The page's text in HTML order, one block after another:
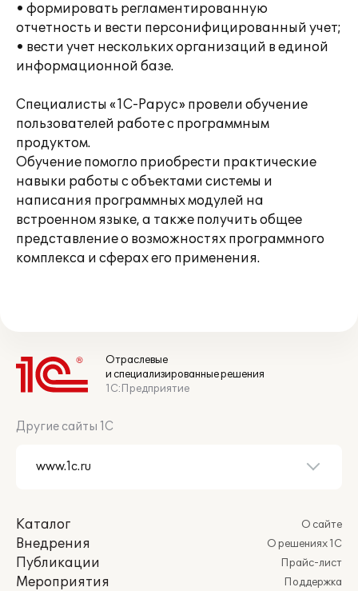
• формировать регламентированную
отчетность и вести персонифицированный учет;
• вести учет нескольких организаций в единой
информационной базе.
Специалисты «1С-Рарус» провели обучение
пользователей работе с программным
продуктом.
Обучение помогло приобрести практические
навыки работы с объектами системы и
написания программных модулей на
встроенном языке, а также получить общее
представление о возможностях программного
комплекса и сферах его применения.
Отраслевые
и специализированные решения
1С:Предприятие
Другие сайты 1С
Каталог
Внедрения
Публикации
Мероприятия
О сайте
О решениях 1С
Прайс-лист
Поддержка